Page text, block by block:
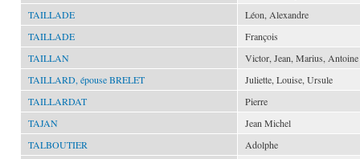
TAILLADE
Léon, Alexandre
TAILLADE
François
TAILLAN
Victor, Jean, Marius, Antoine
TAILLARD, épouse BRELET
Juliette, Louise, Ursule
TAILLARDAT
Pierre
TAJAN
Jean Michel
TALBOUTIER
Adolphe